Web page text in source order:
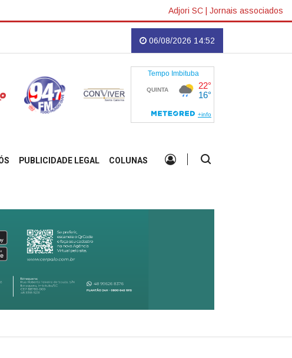
Adjori SC | Jornais associados
Imbituba Ciclone-bomba pode atingir o Sul e colocar Santa Catarina em alerta
06/08/2026 14:52
PUBLICIDADE LEGAL COLUNAS